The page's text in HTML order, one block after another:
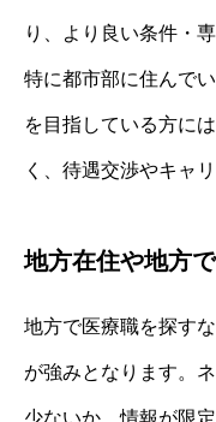
り、より良い条件・
特に都市部に住んで
を目指している方に
く、待遇交渉やキャ
地方在住や地方
地方で医療職を探す
が強みとなります。